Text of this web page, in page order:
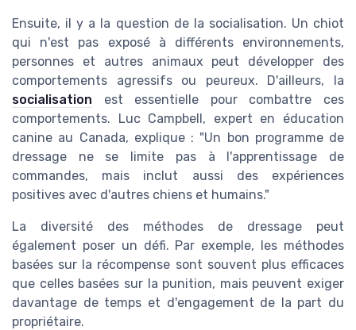
Ensuite, il y a la question de la socialisation. Un chiot
qui n'est pas exposé à différents environnements,
personnes et autres animaux peut développer des
comportements agressifs ou peureux. D'ailleurs, la
socialisation est essentielle pour combattre ces
comportements. Luc Campbell, expert en éducation
canine au Canada, explique : "Un bon programme de
dressage ne se limite pas à l'apprentissage de
commandes, mais inclut aussi des expériences
positives avec d'autres chiens et humains."
La diversité des méthodes de dressage peut
également poser un défi. Par exemple, les méthodes
basées sur la récompense sont souvent plus efficaces
que celles basées sur la punition, mais peuvent exiger
davantage de temps et d'engagement de la part du
propriétaire.